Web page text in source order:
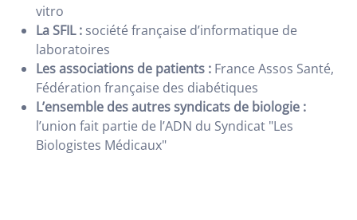
vitro
La SFIL : société française d’informatique de
laboratoires
Les associations de patients : France Assos Santé,
Fédération française des diabétiques
L’ensemble des autres syndicats de biologie :
l’union fait partie de l’ADN du Syndicat "Les
Biologistes Médicaux"